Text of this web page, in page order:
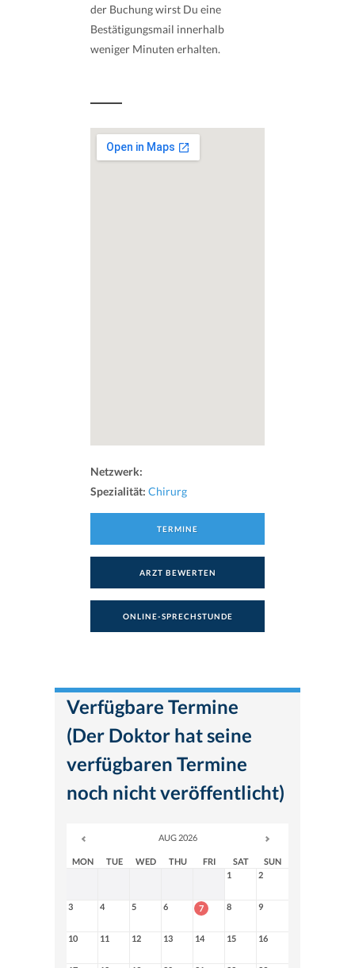
der Buchung wirst Du eine
Bestätigungsmail innerhalb
weniger Minuten erhalten.
Netzwerk:
Spezialität: Chirurg
TERMINE
ARZT BEWERTEN
ONLINE-SPRECHSTUNDE
Verfügbare Termine
(Der Doktor hat seine
verfügbaren Termine
noch nicht veröffentlicht)
AUG 2026
MON TUE WED THU FRI SAT
SUN
1
2
3 4 5 6 7 8 9
10 11 12 13 14 15 16